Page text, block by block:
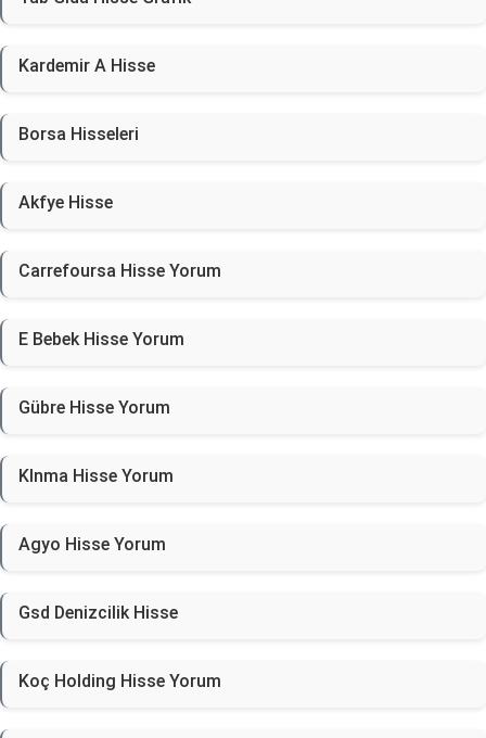
Kardemir A Hisse
Borsa Hisseleri
Akfye Hisse
Carrefoursa Hisse Yorum
E Bebek Hisse Yorum
Gübre Hisse Yorum
Klnma Hisse Yorum
Agyo Hisse Yorum
Gsd Denizcilik Hisse
Koç Holding Hisse Yorum